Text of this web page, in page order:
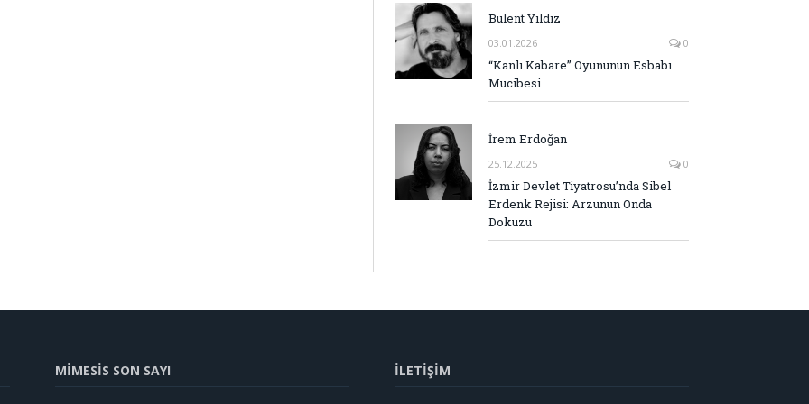
Bülent Yıldız
03.01.2026 0
“Kanlı Kabare” Oyununun Esbabı
Mucibesi
İrem Erdoğan
25.12.2025 0
İzmir Devlet Tiyatrosu’nda Sibel
Erdenk Rejisi: Arzunun Onda
Dokuzu
MİMESİS SON SAYI İLETİŞİM